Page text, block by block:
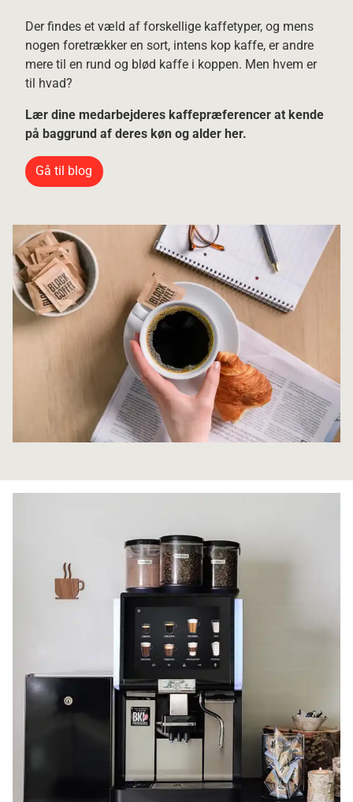
Der findes et væld af forskellige kaffetyper, og mens
nogen foretrækker en sort, intens kop kaffe, er andre
mere til en rund og blød kaffe i koppen. Men hvem er
til hvad?
Lær dine medarbejderes kaffepræferencer at kende
på baggrund af deres køn og alder her.
Gå til blog